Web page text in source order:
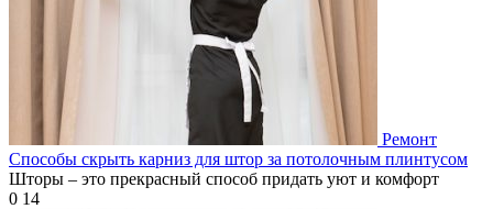
Ремонт
Способы скрыть карниз для штор за потолочным плинтусом
Шторы – это прекрасный способ придать уют и комфорт
0 14